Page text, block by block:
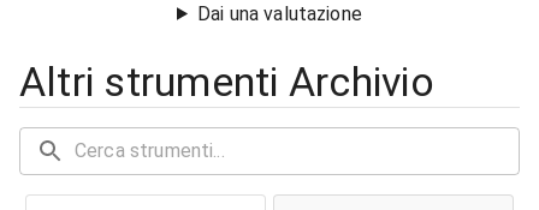
Dai una valutazione
Altri strumenti Archivio